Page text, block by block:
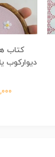
کتاب
دیوارکوب